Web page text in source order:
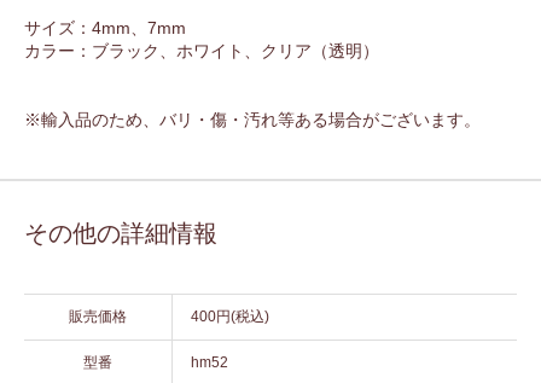
サイズ：4mm、7mm
カラー：ブラック、ホワイト、クリア（透明）
※輸入品のため、バリ・傷・汚れ等ある場合がございます。
その他の詳細情報
販売価格 400円(税込)
型番 hm52